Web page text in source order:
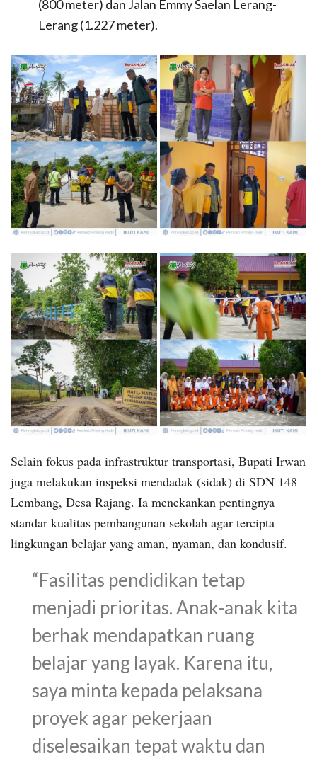
(800 meter) dan Jalan Emmy Saelan Lerang-
Lerang (1.227 meter).
Selain fokus pada infrastruktur transportasi, Bupati Irwan
juga melakukan inspeksi mendadak (sidak) di SDN 148
Lembang, Desa Rajang. Ia menekankan pentingnya
standar kualitas pembangunan sekolah agar tercipta
lingkungan belajar yang aman, nyaman, dan kondusif.
“Fasilitas pendidikan tetap
menjadi prioritas. Anak-anak kita
berhak mendapatkan ruang
belajar yang layak. Karena itu,
saya minta kepada pelaksana
proyek agar pekerjaan
diselesaikan tepat waktu dan